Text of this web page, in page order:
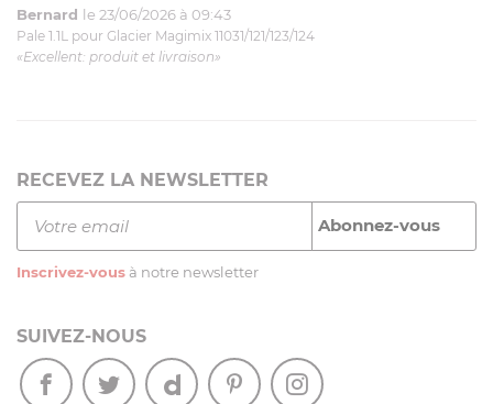
Bernard le 23/06/2026 à 09:43
Pale 1.1L pour Glacier Magimix 11031/121/123/124
«Excellent: produit et livraison»
RECEVEZ LA NEWSLETTER
Inscrivez-vous à notre newsletter
SUIVEZ-NOUS